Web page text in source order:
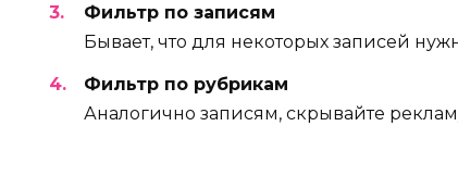
Фильтр по записям
Бывает, что для некоторых записей
Фильтр по рубрикам
Аналогично записям, скрывайте